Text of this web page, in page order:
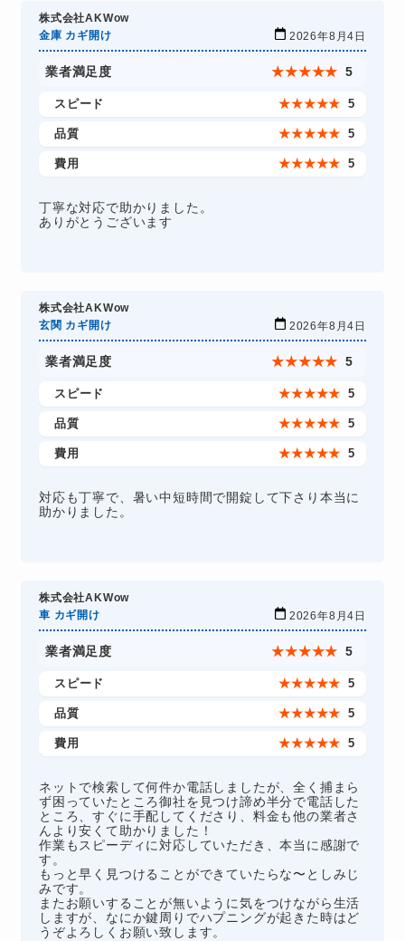
株式会社AKWow
金庫 カギ開け
2026年8月4日
業者満足度 ★★★★★ 5
スピード ★★★★★ 5
品質 ★★★★★ 5
費用 ★★★★★ 5
丁寧な対応で助かりました。
ありがとうございます
株式会社AKWow
玄関 カギ開け
2026年8月4日
業者満足度 ★★★★★ 5
スピード ★★★★★ 5
品質 ★★★★★ 5
費用 ★★★★★ 5
対応も丁寧で、暑い中短時間で開錠して下さり本当に
助かりました。
株式会社AKWow
車 カギ開け
2026年8月4日
業者満足度 ★★★★★ 5
スピード ★★★★★ 5
品質 ★★★★★ 5
費用 ★★★★★ 5
ネットで検索して何件か電話しましたが、全く捕まら
ず困っていたところ御社を見つけ諦め半分で電話した
ところ、すぐに手配してくださり、料金も他の業者さ
んより安くて助かりました！
作業もスピーディに対応していただき、本当に感謝で
す。
もっと早く見つけることができていたらな〜としみじ
みです。
またお願いすることが無いように気をつけながら生活
しますが、なにか鍵周りでハプニングが起きた時はど
うぞよろしくお願い致します。